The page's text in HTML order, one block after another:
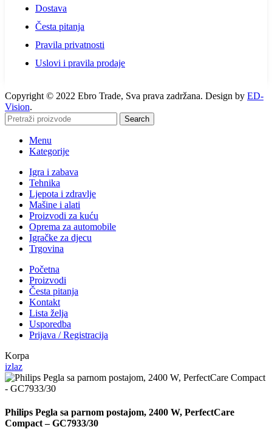
Dostava
Česta pitanja
Pravila privatnosti
Uslovi i pravila prodaje
Copyright © 2022 Ebro Trade, Sva prava zadržana. Design by ED-
Vision.
Search
Menu
Kategorije
Igra i zabava
Tehnika
Ljepota i zdravlje
Mašine i alati
Proizvodi za kuću
Oprema za automobile
Igračke za djecu
Trgovina
Početna
Proizvodi
Česta pitanja
Kontakt
Lista želja
Usporedba
Prijava / Registracija
Korpa
izlaz
Philips Pegla sa parnom postajom, 2400 W, PerfectCare
Compact – GC7933/30